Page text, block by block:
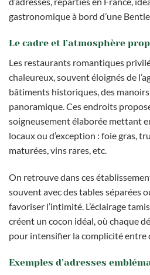
gastronomique à bord d’une
Le cadre et l’atmosphère
Les restaurants romantiques
chaleureux, souvent éloignés de
bâtiments historiques, des
panoramique. Ces endroits
soigneusement élaborée mettant
locaux ou d’exception : foie gras,
maturées, vins rares, etc.
On retrouve dans ces
souvent avec des tables séparées
favoriser l’intimité. L’éclairage
créent un cocon idéal, où chaque
pour intensifier la complicité entre
Exemples d’adresses